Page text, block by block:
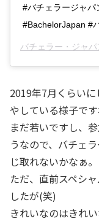
#バチェラージャ
#BachelorJapan #
バチェラー・ジャパ
2019年7月くらい
やしている様子です
まだ若いですし、
うなので、バチェ
じ取れないかなぁ。
ただ、直前スペシ
したが(笑)
きれいなのはきれ